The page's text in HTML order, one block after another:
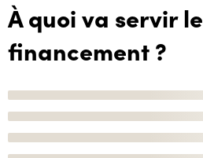
À quoi va servir le
financement ?